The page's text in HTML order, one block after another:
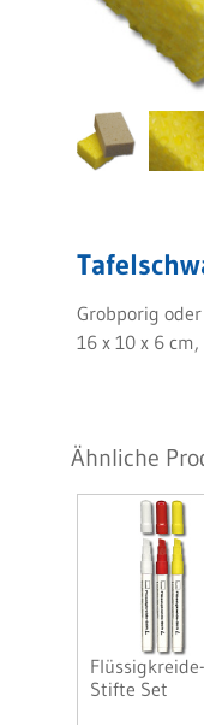
Grobporig
16 x 10 x 6 cm,
Ähnliche
Flüssigkreide-
Stifte Set